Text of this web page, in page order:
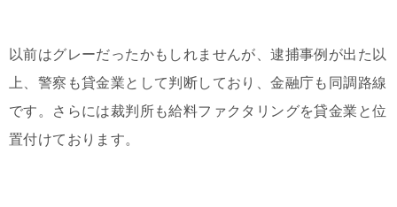
以前はグレーだったかもしれませんが、逮捕事例が出た以
上、警察も貸金業として判断しており、金融庁も同調路線
です。さらには裁判所も給料ファクタリングを貸金業と位
置付けております。